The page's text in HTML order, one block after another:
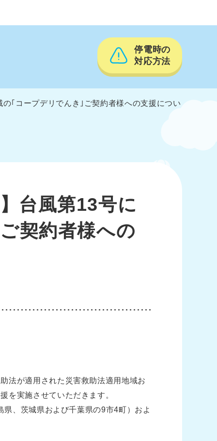
停電時の
対応方法
｢コープデリでんき｣ご契約者様への支援につい
台風第13号に
契約者様への
法が適用された災害救助法適用地域お
を実施させていただきます。
、茨城県および千葉県の9市4町）およ